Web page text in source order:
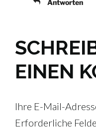
Antworten
EINEN
Ihre E-Mail-
Erforderliche